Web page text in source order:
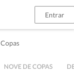
Entrar
NOVE DE COPAS